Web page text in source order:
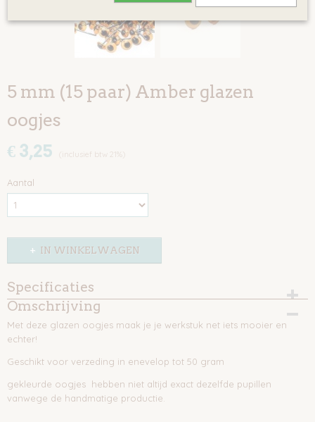
5 mm (15 paar) Amber glazen
oogjes
€ 3,25 (inclusief btw 21%)
Aantal
IN WINKELWAGEN
Specificaties
EAN code
9507525261424
Omschrijving
Met deze glazen oogjes maak je je werkstuk net iets mooier en
echter!
Geschikt voor verzeding in enevelop tot 50 gram
gekleurde oogjes hebben niet altijd exact dezelfde pupillen
vanwege de handmatige productie.